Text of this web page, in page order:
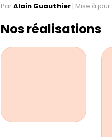
ParAlain Guauthier | Mise à jour
Nos réalisations